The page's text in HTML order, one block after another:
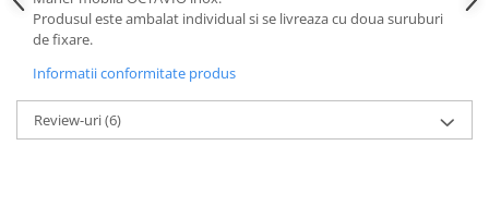
Produsul este ambalat individual si se livreaza cu doua suruburi
de fixare.
Informatii conformitate produs
Review-uri(6)